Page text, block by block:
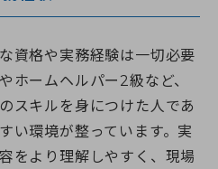
資格や実務経験は一切必要
やホームヘルパー2級など、
スキルを身につけた人であ
い環境が整っています。実
をより理解しやすく、現場